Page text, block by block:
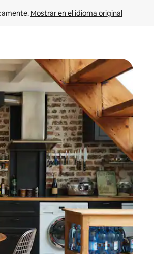
Mostrar en el idioma original
abajo o explora con el tacto o desliza el dedo.